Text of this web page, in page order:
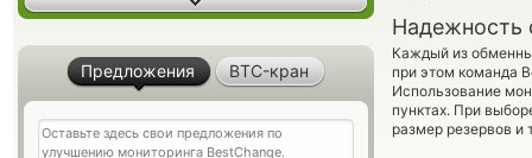
Надежность
Каждый из
при этом команда
Использование
пунктах. При
размер резервов и
Предложения BTC-кран